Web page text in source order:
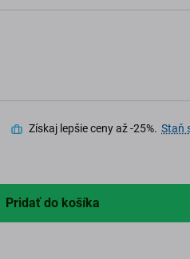
Získaj lepšie ceny až -25%. Staň
Pridať do košíka